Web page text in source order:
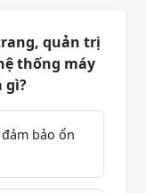
quản trị
thống máy
gì?
bảo ổn